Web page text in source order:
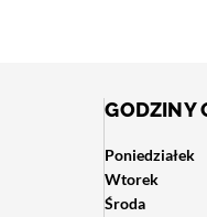
GODZINY
Poniedziałek
Wtorek
Środa